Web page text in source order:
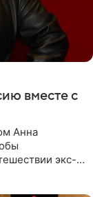
вместе с
Анна
экс-